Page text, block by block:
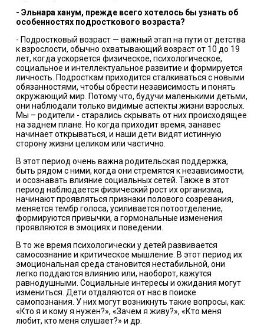
- Эльнара ханум, прежде всего хотелось бы узнать об
особенностях подросткового возраста?
- Подростковый возраст — важный этап на пути от детства
к взрослости, обычно охватывающий возраст от 10 до 19
лет, когда ускоряется физическое, психологическое,
социальное и интеллектуальное развитие и формируется
личность. Подросткам приходится сталкиваться с новыми
обязанностями, чтобы обрести независимость и понять
окружающий мир. Потому что, будучи маленькими детьми,
они наблюдали только видимые аспекты жизни взрослых.
Мы – родители - старались скрывать от них происходящее
на заднем плане. Но когда приходит время, занавес
начинает открываться, и наши дети видят истинную
сторону жизни целиком или частично.
В этот период очень важна родительская поддержка,
быть рядом с ними, когда они стремятся к независимости,
и осознавать влияние социальных сетей. Также в этот
период наблюдается физический рост их организма,
начинают проявляться признаки полового созревания,
меняется тембр голоса, усиливается потоотделение,
формируются привычки, а гормональные изменения
проявляются в эмоциях и поведении.
В то же время психологически у детей развивается
самосознание и критическое мышление. В этот период их
эмоциональная среда становится нестабильной, они
легко поддаются влиянию или, наоборот, кажутся
равнодушными. Социальные интересы и ожидания могут
измениться. Дети отдаляются от нас в поиске
самопознания. У них могут возникнуть такие вопросы, как:
«Кто я и кому я нужен?», «Зачем я живу?», «Кто меня
любит, кто меня слушает?» и др.